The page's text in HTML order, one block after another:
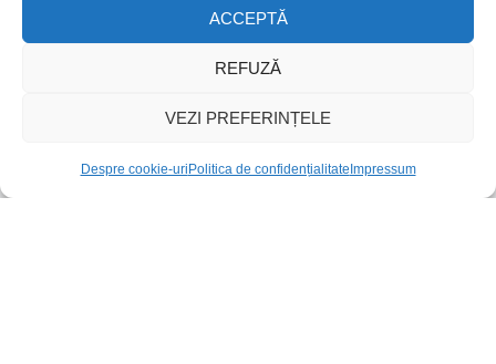
ACCEPTĂ
REFUZĂ
VEZI PREFERINȚELE
Despre cookie-uri Politica de confidențialitate Impressum
Despre mine
0,00lei